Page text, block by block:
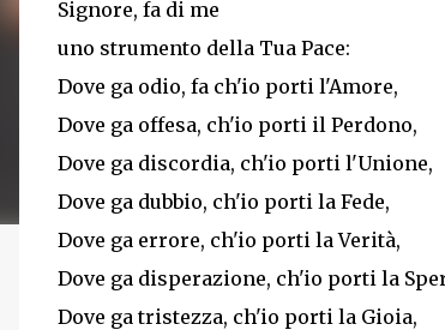
Signore, fa di me
uno strumento della Tua Pace:
Dove ga odio, fa ch'io porti l'Amore,
Dove ga offesa, ch'io porti il Perdono,
Dove ga discordia, ch'io porti l'Unione,
Dove ga dubbio, ch'io porti la Fede,
Dove ga errore, ch'io porti la Verità,
Dove ga disperazione, ch'io porti la
Dove ga tristezza, ch'io porti la Gioia,